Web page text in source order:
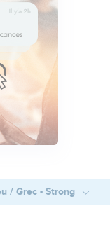
/ Grec - Strong